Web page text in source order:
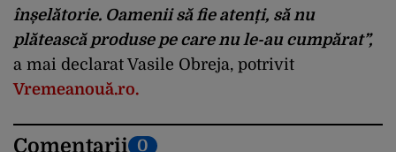
înșelătorie. Oamenii să fie atenți, să nu
plătească produse pe care nu le-au cumpărat”,
a mai declarat Vasile Obreja, potrivit
Vremeanouă.ro.
Comentarii 0